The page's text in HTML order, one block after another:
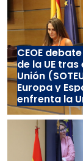
CEOE
de la UE
Unión
Europa y
enfrenta la